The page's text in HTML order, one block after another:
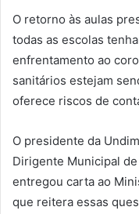
O retorno às aulas
todas as escolas
enfrentamento ao
sanitários estejam
oferece riscos de
O presidente da
Dirigente Municipal
entregou carta ao
que reitera essas